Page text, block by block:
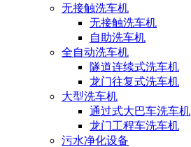
无接触洗车机
无接触洗车机
自助洗车机
全自动洗车机
隧道连续式洗车机
龙门往复式洗车机
大型洗车机
通过式大巴车洗车机
龙门工程车洗车机
污水净化设备